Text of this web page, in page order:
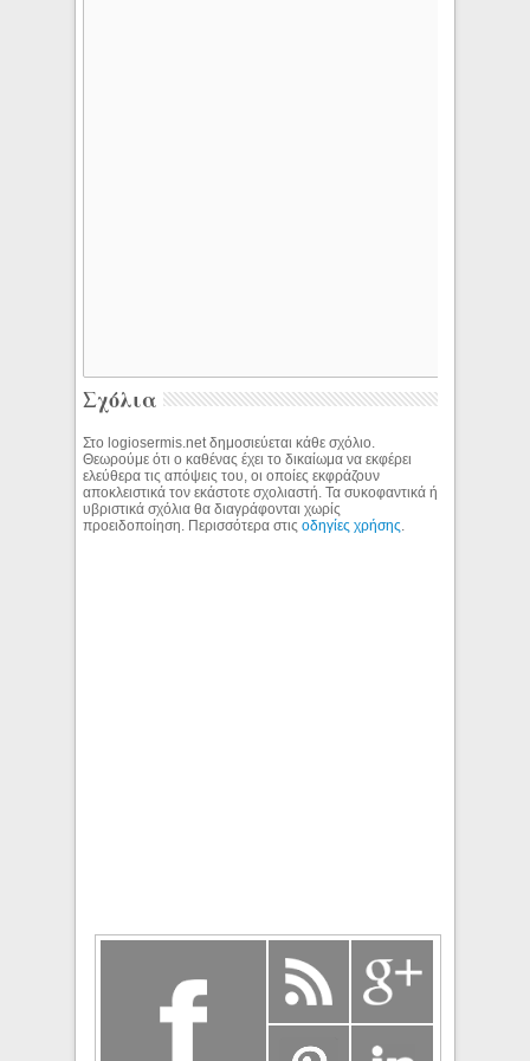
Σχόλια
Στο logiosermis.net δημοσιεύεται κάθε σχόλιο.
Θεωρούμε ότι ο καθένας έχει το δικαίωμα να εκφέρει
ελεύθερα τις απόψεις του, οι οποίες εκφράζουν
αποκλειστικά τον εκάστοτε σχολιαστή. Τα συκοφαντικά ή
υβριστικά σχόλια θα διαγράφονται χωρίς
προειδοποίηση. Περισσότερα στιςοδηγίες χρήσης